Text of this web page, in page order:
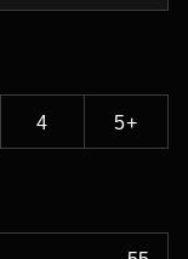
4 5+